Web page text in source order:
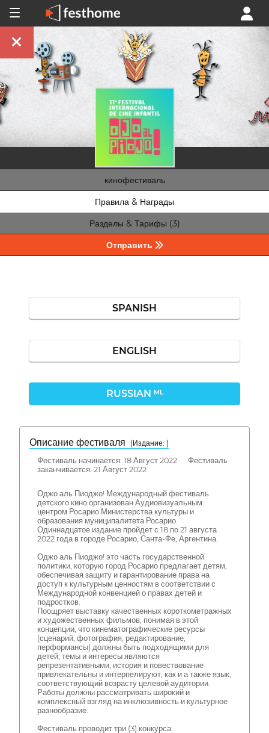
кинофестиваль
Правила & Награды
Разделы & Тарифы (3)
Отправить
SPANISH
ENGLISH
RUSSIAN ML
Описание фестиваля
( Издание: )
Фестиваль начинается: 18 Август 2022 Фестиваль
заканчивается: 21 Август 2022
Оджо аль Пиоджо! Международный фестиваль
детского кино организован Аудиовизуальным
центром Росарио Министерства культуры и
образования муниципалитета Росарио.
Одиннадцатое издание пройдет с 18 по 21 августа
2022 года в городе Росарио, Санта-Фе, Аргентина.
Оджо аль Пиоджо! это часть государственной
политики, которую город Росарио предлагает детям,
обеспечивая защиту и гарантирование права на
доступ к культурным ценностям в соответствии с
Международной конвенцией о правах детей и
подростков.
Поощряет выставку качественных короткометражных
и художественных фильмов, понимая в этой
концепции, что кинематографические ресурсы
(сценарий, фотография, редактирование,
перформансы) должны быть подходящими для
детей; темы и интересы являются
репрезентативными, история и повествование
привлекательны и интерпелируют, как и а также язык,
соответствующий возрасту целевой аудитории.
Работы должны рассматривать широкий и
комплексный взгляд на инклюзивность и культурное
разнообразие.
Фестиваль проводит три (3) конкурса: